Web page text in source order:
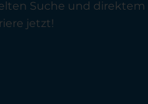
Suche und direktem
jetzt!